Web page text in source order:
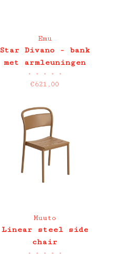
Emu
Star Divano - bank
met armleuningen
• • • • •
€621,00
Muuto
Linear steel side
chair
• • • • •